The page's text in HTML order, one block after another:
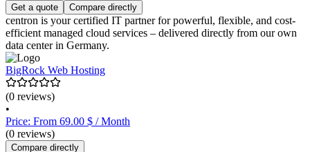
Get a quote Compare directly
centron is your certified IT partner for powerful, flexible, and cost-
efficient managed cloud services – delivered directly from our own
data center in Germany.
BigRock Web Hosting
(0 reviews)
•
Price: From 69.00 $ / Month
(0 reviews)
Compare directly